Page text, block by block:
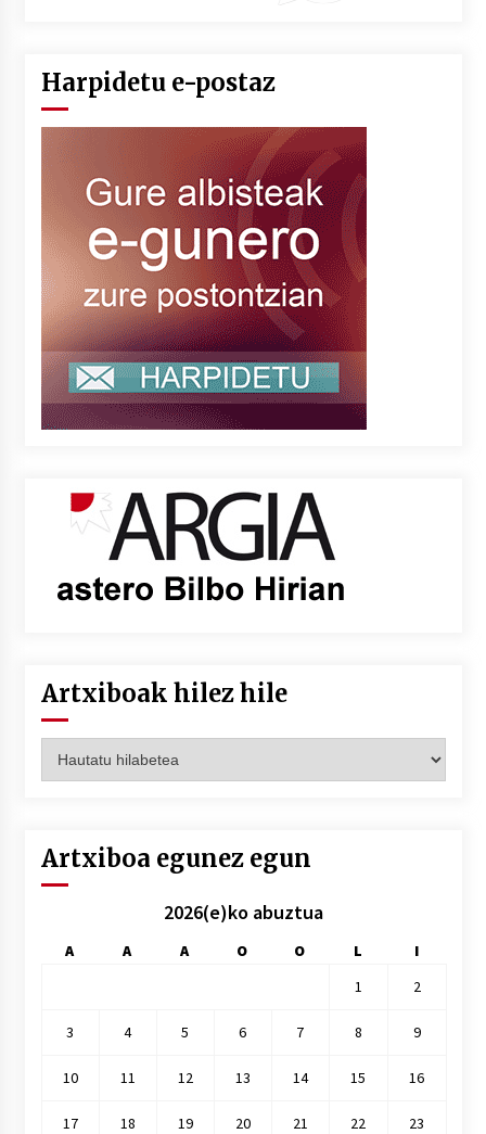
Harpidetu e-postaz
Artxiboak hilez hile
hilez
Artxiboa egunez egun
2026(e)ko abuztua
A A A O O L
I
1
2
3 4 5 6 7 8 9
10 11 12 13 14 15 16
17 18 19 20 21 22 23